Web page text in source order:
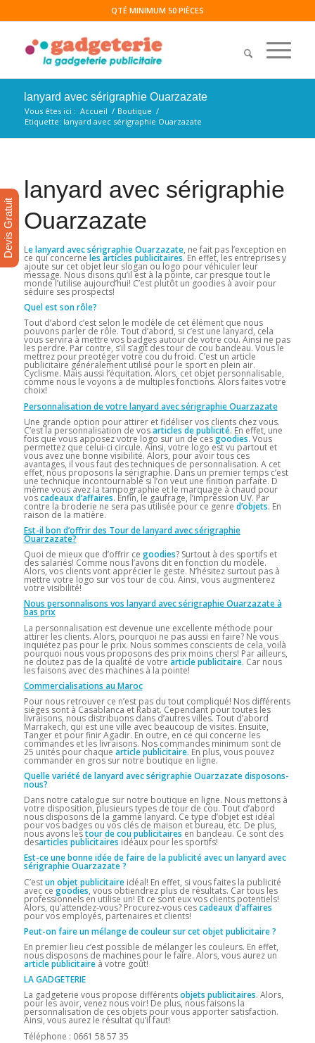
QTÉ MINIMUM 50 PIÈCES
lanyard avec sérigraphie Ouarzazate
Vous êtes ici : Accueil / Boutique /
Etiquette: lanyard avec sérigraphie Ouarzazate
lanyard avec sérigraphie
Ouarzazate
Le lanyard avec sérigraphie Ouarzazate, ne fait pas l’exception en
ce qui concerne les articles publicitaires. En effet, les entreprises y
ajoute sur cet objet leur slogan ou logo pour véhiculer leur
message. Nous disons qu’il est à la pointe, car presque tout le
monde l’utilise aujourd’hui! C’est plutôt un goodies à avoir pour
séduire ses prospects!
Quel est son rôle?
Tout d’abord c’est selon le modèle de cet élément que nous
pouvons parler de rôle. Tout d’abord, si c’est une lanyard, cela
vous servira à mettre vos badges autour de votre cou. Ainsi ne pas
les perdre. Par contre, s’il s’agit des tour de cou bandeau. Vous le
mettrez pour preotéger votre cou du froid. C’est un article
publicitaire généralement utilisé pour le sport en plein air.
Cyclisme. Mais aussi l’équitation. Alors, cet objet personnalisable,
comme nous le voyons a de multiples fonctions. Alors faites votre
choix!
Personnalisation de votre lanyard avec sérigraphie Ouarzazate
Une grande option pour attirer et fidéliser vos clients chez vous.
C’est la personnalisation de vosarticles de publicité. En effet, une
fois que vous apposez votre logo sur un de cesgoodies. Vous
permettez que celui-ci circule. Ainsi, votre logo est vu partout et
vous avez une bonne visibilité. Alors, pour avoir tous ces
avantages, il vous faut des techniques de personnalisation. A cet
effet, nous proposons la sérigraphie. Dans un premier temps c’est
une technique incontournable si l’on veut une finition parfaite. D
même vous avez la tampographie et le marquage à chaud pour
voscadeaux d’affaires. Enfin, le gaufrage, l’impression UV. Par
contre la broderie ne sera pas utilisée pour ce genre d’objets. En
raison de la matière.
Est-il bon d’offrir des Tour de lanyard avec sérigraphie
Ouarzazate?
Quoi de mieux que d’offrir ce goodies? Surtout à des sportifs et
des salariés! Comme nous l’avons dit en fonction du modèle.
Alors, vos clients vont apprécier le geste. N’hésitez surtout pas à
mettre votre logo sur vos tour de cou. Ainsi, vous augmenterez
votre visibilité!
Nous personnalisons vos lanyard avec sérigraphie Ouarzazate à
bas prix
La personnalisation est devenue une excellente méthode pour
attirer les clients. Alors, pourquoi ne pas aussi en faire? Ne vous
inquiétez pas pour le prix. Nous sommes conscients de cela, voilà
pourquoi nous vous proposons des prix moins chers! Par ailleurs,
ne doutez pas de la qualité de votre article publicitaire. Car nous
les faisons avec des machines à la pointe!
Commercialisations au Maroc
Pour nous retrouver ce n’est pas du tout compliqué! Nos différents
sièges sont à Casablanca et Rabat. Cependant pour toutes les
livraisons, nous distribuons dans d’autres villes. Tout d’abord
Marrakech, qui est une ville avec beaucoup de visites. Ensuite,
Tanger et pour finir Agadir. En outre, en ce qui concerne les
commandes et les livraisons. Nos commandes minimum sont de
25 unités pour chaque article publicitaire. En plus, vous pouvez
commander en gros sur notre boutique en ligne.
Quelle variété de lanyard avec sérigraphie Ouarzazate disposons-
nous?
Dans notre catalogue sur notre boutique en ligne. Nous mettons à
votre disposition, plusieurs types de tour de cou. Tout d’abord
nous disposons de la gamme lanyard. Ce type d’objet est idéal
pour vos badges ou vos clés de maison et bureau, etc. De plus,
nous avons lestour de cou publicitaires en bandeau. Ce sont des
desarticles publicitaires idéaux pour les sportifs!
Est-ce une bonne idée de faire de la publicité avec un lanyard avec
sérigraphie Ouarzazate ?
C’estun objet publicitaireidéal! En effet, si vous faites la publicité
avec ce goodies, vous obtiendrez plus de résultats. Car tous les
professionnels en utilise un! Et ce sont eux vos clients potentiels!
Alors, qu’attendez-vous? Procurez-vous cescadeaux d’affaires
pour vos employés, partenaires et clients!
Peut-on faire un mélange de couleur sur cet objet publicitaire ?
En premier lieu c’est possible de mélanger les couleurs. En effet,
nous disposons de machines pour le faire. Alors, vous aurez un
article publicitaireà votre goût!
LA GADGETERIE
La gadgeterie vous propose différentsobjets publicitaires. Alors,
pour les avoir, venez nous voir! De plus, nous faisons la
personnalisation de ces objets pour vous apporter satisfaction.
Ainsi, vous aurez le résultat qu’il faut!
Téléphone : 0661 58 57 35
Devis Gratuit